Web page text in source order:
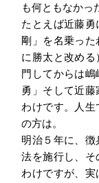
も何ともなかっ
たとえば近藤
剛」を名乗っ
に勝太と改め
門してからは
勇」そして近
わけです。人生
の方は。
明治５年に、
法を施行し、そ
わけですが、